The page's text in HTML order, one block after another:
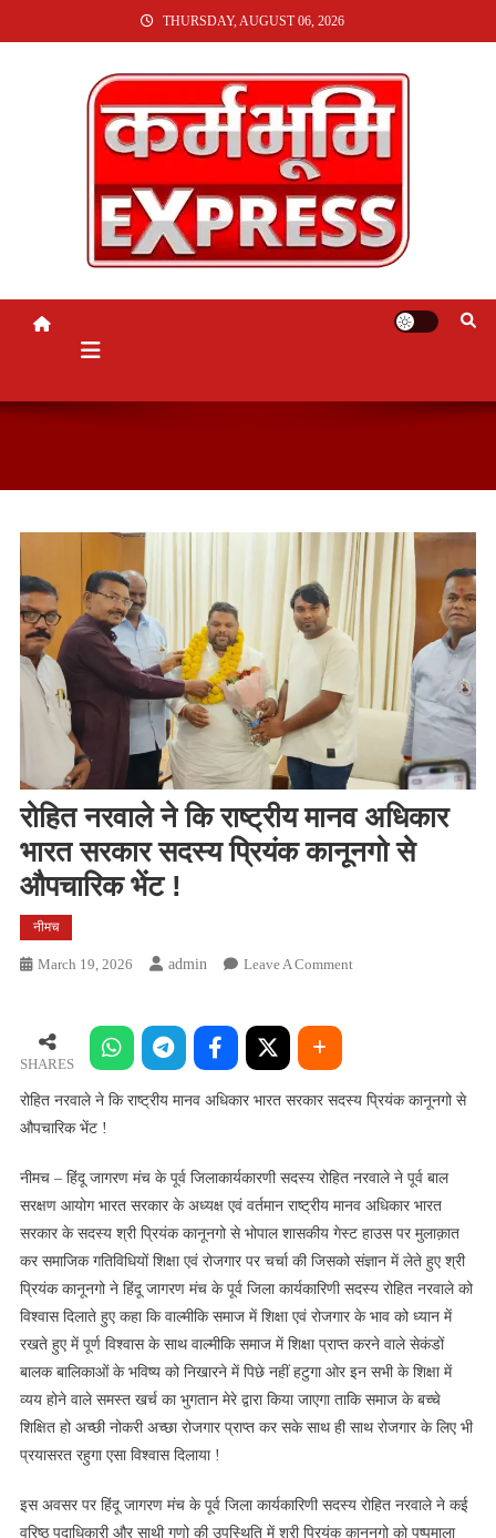
TO
THURSDAY, AUGUST 06, 2026
KARMABHUMI EXPRESS
रोहित नरवाले ने कि राष्ट्रीय मानव अधिकार
भारत सरकार सदस्य प्रियंक कानूनगो से
औपचारिक भेंट !
नीमच
March 19, 2026 Admin Leave A CommentOn
राष्ट्रीय
प्रियंक
कानूनगो
से
औपचारिक
भेंट
!
SHARES
रोहित नरवाले ने कि राष्ट्रीय मानव अधिकार भारत सरकार सदस्य प्रियंक कानूनगो से
औपचारिक भेंट !
नीमच – हिंदू जागरण मंच के पूर्व जिलाकार्यकारणी सदस्य रोहित नरवाले ने पूर्व बाल
सरक्षण आयोग भारत सरकार के अध्यक्ष एवं वर्तमान राष्ट्रीय मानव अधिकार भारत
सरकार के सदस्य श्री प्रियंक कानूनगो से भोपाल शासकीय गेस्ट हाउस पर मुलाक़ात
कर समाजिक गतिविधियों शिक्षा एवं रोजगार पर चर्चा की जिसको संज्ञान में लेते हुए श्री
प्रियंक कानूनगो ने हिंदू जागरण मंच के पूर्व जिला कार्यकारिणी सदस्य रोहित नरवाले को
विश्वास दिलाते हुए कहा कि वाल्मीकि समाज में शिक्षा एवं रोजगार के भाव को ध्यान में
रखते हुए में पूर्ण विश्वास के साथ वाल्मीकि समाज में शिक्षा प्राप्त करने वाले सेकंडों
बालक बालिकाओं के भविष्य को निखारने में पिछे नहीं हटुगा ओर इन सभी के शिक्षा में
व्यय होने वाले समस्त खर्च का भुगतान मेरे द्वारा किया जाएगा ताकि समाज के बच्चे
शिक्षित हो अच्छी नोकरी अच्छा रोजगार प्राप्त कर सके साथ ही साथ रोजगार के लिए भी
प्रयासरत रहुगा एसा विश्वास दिलाया !
इस अवसर पर हिंदू जागरण मंच के पूर्व जिला कार्यकारिणी सदस्य रोहित नरवाले ने कई
वरिष्ठ पदाधिकारी और साथी गणो की उपस्थिति में श्री प्रियंक कानूनगो को पुष्पमाला